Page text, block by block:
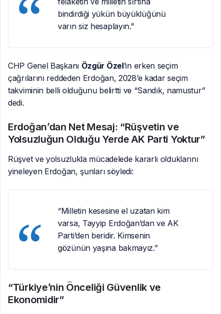
bindirdiği yükün büyüklüğünü
varın siz hesaplayın.”
CHP Genel Başkanı Özgür Özel’in erken seçim
çağrılarını reddeden Erdoğan, 2028’e kadar seçim
takviminin belli olduğunu belirtti ve “Sandık, namustur”
dedi.
Erdoğan’dan Net Mesaj: “Rüşvetin ve
Yolsuzluğun Olduğu Yerde AK Parti Yoktur”
Rüşvet ve yolsuzlukla mücadelede kararlı olduklarını
yineleyen Erdoğan, şunları söyledi:
“Milletin kesesine el uzatan kim
varsa, Tayyip Erdoğan’dan ve AK
Parti’den beridir. Kimsenin
gözünün yaşına bakmayız.”
“Türkiye’nin Önceliği Güvenlik ve
Ekonomidir”